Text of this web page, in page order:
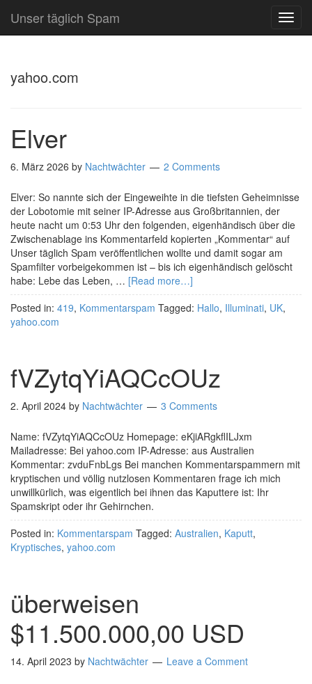
Unser täglich Spam
yahoo.com
Elver
6. März 2026 by Nachtwächter 2 Comments
Elver: So nannte sich der Eingeweihte in die tiefsten Geheimnisse
der Lobotomie mit seiner IP-Adresse aus Großbritannien, der
heute nacht um 0:53 Uhr den folgenden, eigenhändisch über die
Zwischenablage ins Kommentarfeld kopierten „Kommentar“ auf
Unser täglich Spam veröffentlichen wollte und damit sogar am
Spamfilter vorbeigekommen ist – bis ich eigenhändisch gelöscht
habe: Lebe das Leben, … [Read more…]
Posted in: 419, Kommentarspam Tagged: Hallo, Illuminati, UK,
yahoo.com
fVZytqYiAQCcOUz
2. April 2024 by Nachtwächter 3 Comments
Name: fVZytqYiAQCcOUz Homepage: eKjiARgkflILJxm
Mailadresse: Bei yahoo.com IP-Adresse: aus Australien
Kommentar: zvduFnbLgs Bei manchen Kommentarspammern mit
kryptischen und völlig nutzlosen Kommentaren frage ich mich
unwillkürlich, was eigentlich bei ihnen das Kaputtere ist: Ihr
Spamskript oder ihr Gehirnchen.
Posted in: Kommentarspam Tagged: Australien, Kaputt,
Kryptisches, yahoo.com
überweisen
$11.500.000,00 USD
14. April 2023 by Nachtwächter Leave a Comment